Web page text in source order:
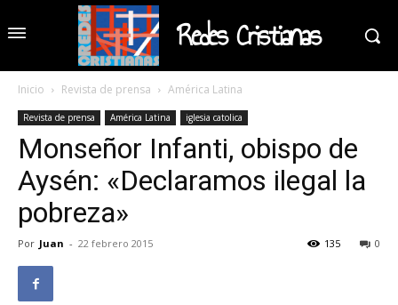
Redes Cristianas
Inicio Revista de prensa América Latina
Revista de prensa América Latina iglesia catolica
Monseñor Infanti, obispo de
Aysén: «Declaramos ilegal la
pobreza»
Por Juan - 22 febrero 2015 0
135